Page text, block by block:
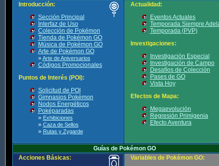
Introducción:
Sección Principal
Interfaz de Uso
Colección de Pokémon
Tienda de Pokémon GO
Música de Pokémon GO
Arte de Pokémon GO
» Arte de Aniversarios
Códigos Promocionales
Puntos de Interés (POI):
Solicitud de POI
Gimnasios Pokémon
Nodos Energéticos
Poképaradas
» Exhibiciones
» Caza de Sellos
» Rutas y Zygarde
Actualidad:
Eventos Actuales
Temporada Siempre
Temporada (PVP)
Investigaciones:
Investigación Especial
Investigación de Campo
Desafíos de Colección
Pases de GO
Vista Hoy
Efectos de Mapa:
Megaevolución
Regresión Primigenia
Efecto Aventura
Guías de Pokémon GO
Acciones Básicas:
Variables de Pokémon GO: